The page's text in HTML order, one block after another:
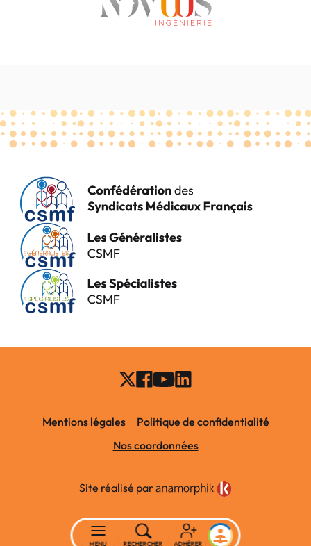
Mentions légales
Politique de confidentialité
Nos coordonnées
Site réalisé par
MENU RECHERCHER ADHÉRER